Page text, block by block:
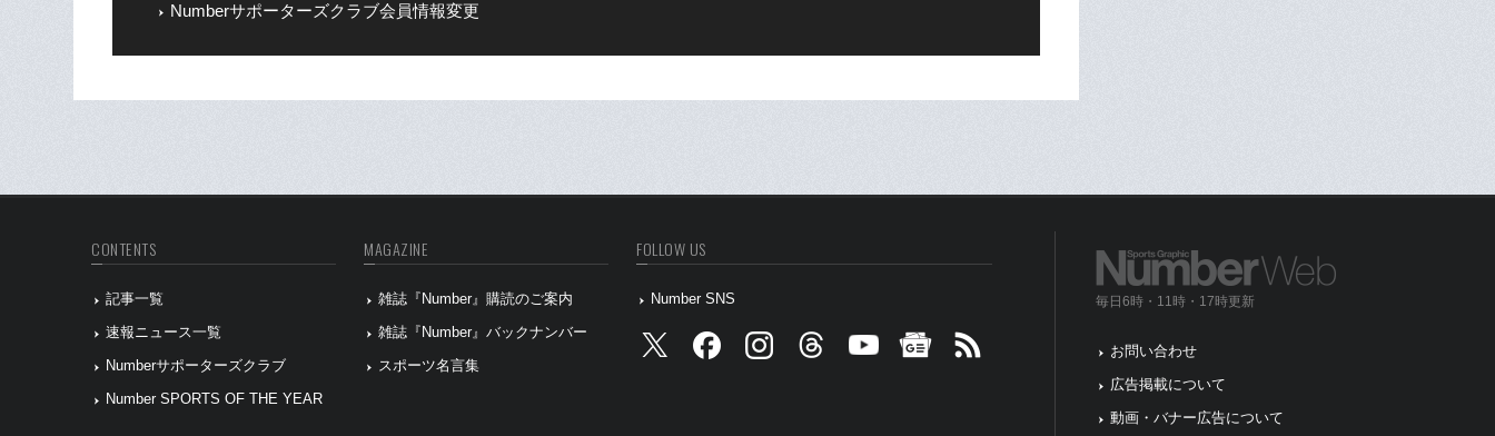
Numberサポーターズクラブ会員情報変更
CONTENTS
記事一覧
速報ニュース一覧
Numberサポーターズクラブ
Number SPORTS OF THE YEAR
MAGAZINE
雑誌『Number』購読のご案内
雑誌『Number』バックナンバー
スポーツ名言集
FOLLOW US
Number SNS 毎日6時・11時・17時更新
お問い合わせ
広告掲載について
動画・バナー広告について